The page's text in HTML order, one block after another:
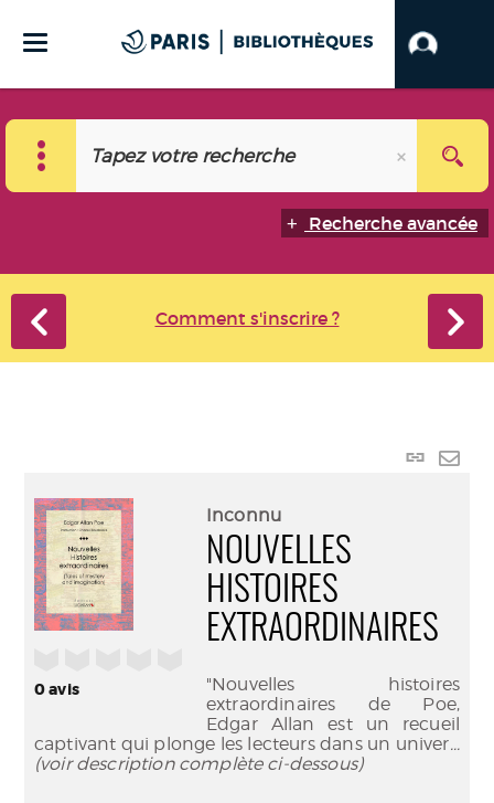
Recherche avancée
Comment s'inscrire ?
Lien
0avis
Inconnu
NOUVELLES
HISTOIRES
EXTRAORDINAIRES
"Nouvelles histoires
extraordinaires de Poe,
Edgar Allan est un recueil
captivant qui plonge les lecteurs dans un univer...
(voir description complète ci-dessous)